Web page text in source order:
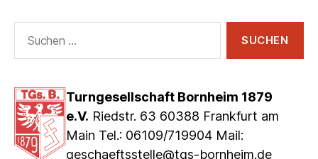
Turngesellschaft Bornheim 1879
e.V. Riedstr. 63 60388 Frankfurt am
Main Tel.: 06109/719904 Mail:
geschaeftsstelle@tgs-bornheim.de
nach: